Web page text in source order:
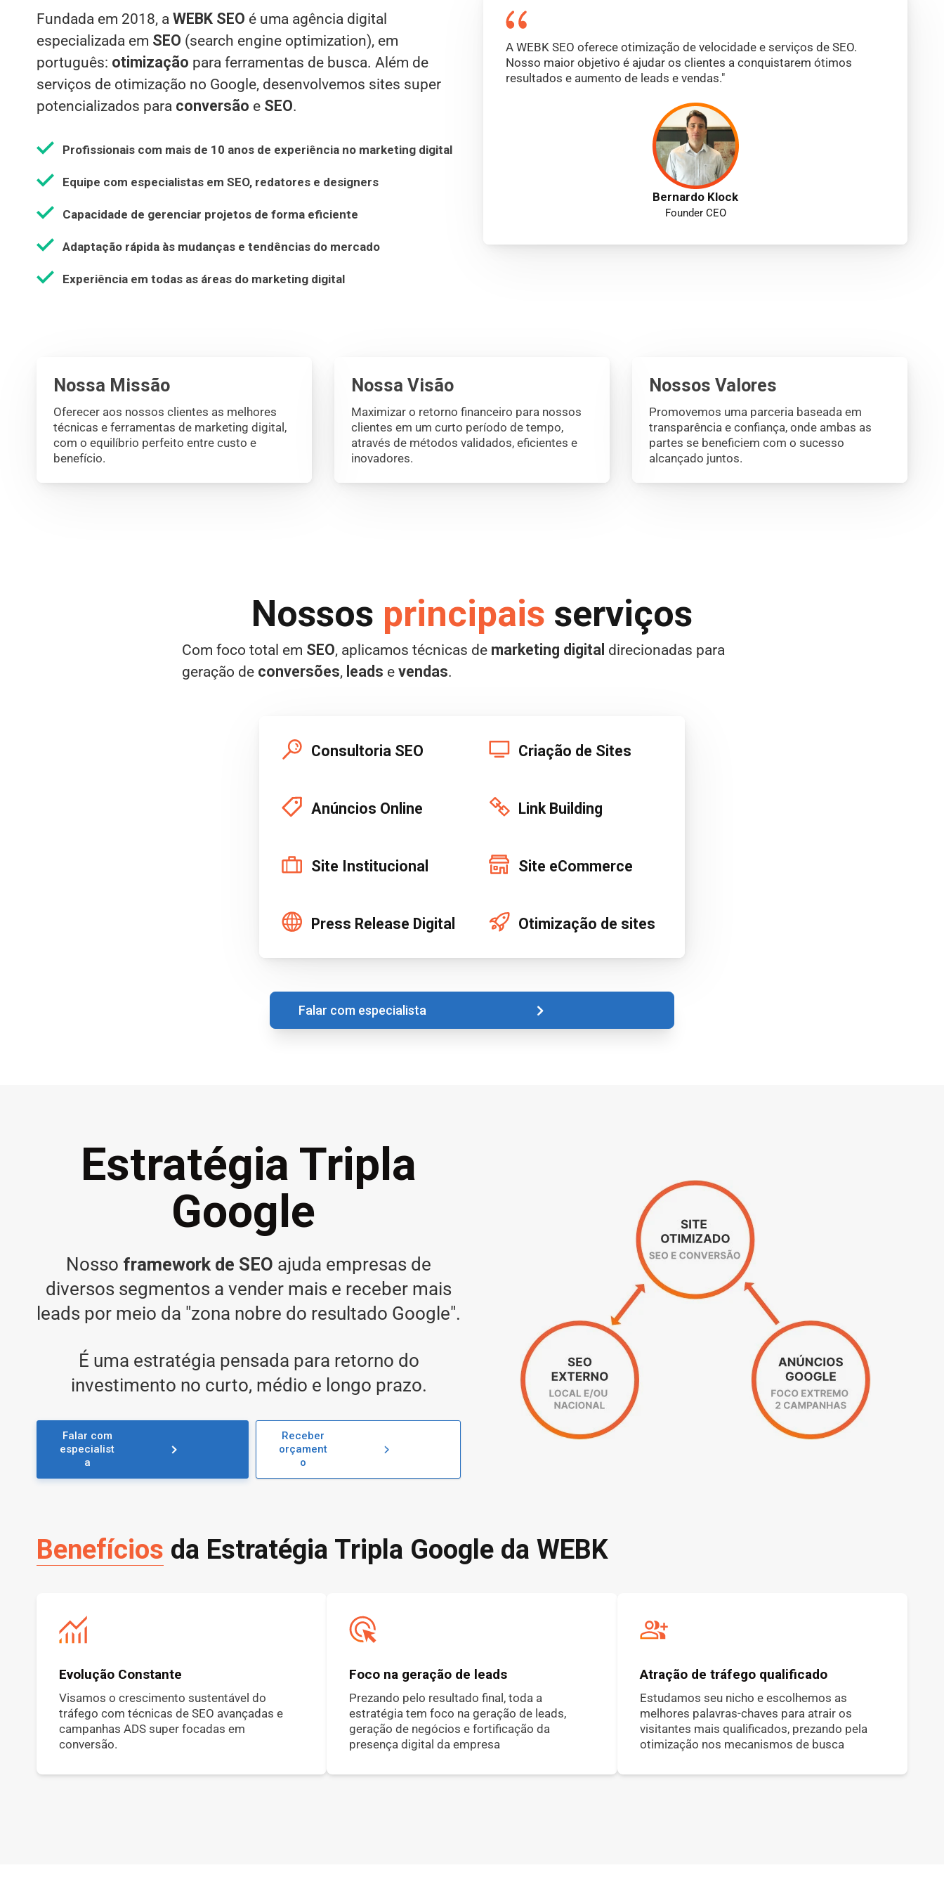
Fundada em 2018, a WEBK SEO é uma agência digital
especializada em SEO (search engine optimization), em
português: otimização para ferramentas de busca. Além de
serviços de otimização no Google, desenvolvemos sites super
potencializados para conversão e SEO.
Profissionais com mais de 10 anos de experiência no marketing digital
Equipe com especialistas em SEO, redatores e designers
Capacidade de gerenciar projetos de forma eficiente
Adaptação rápida às mudanças e tendências do mercado
Experiência em todas as áreas do marketing digital
A WEBK SEO oferece otimização de velocidade e serviços de SEO.
Nosso maior objetivo é ajudar os clientes a conquistarem ótimos
resultados e aumento de leads e vendas."
Bernardo Klock
Founder CEO
Nossa Missão
Oferecer aos nossos clientes as melhores
técnicas e ferramentas de marketing digital,
com o equilíbrio perfeito entre custo e
benefício.
Nossa Visão
Maximizar o retorno financeiro para nossos
clientes em um curto período de tempo,
através de métodos validados, eficientes e
inovadores.
Nossos Valores
Promovemos uma parceria baseada em
transparência e confiança, onde ambas as
partes se beneficiem com o sucesso
alcançado juntos.
Nossos principais serviços
Com foco total em SEO, aplicamos técnicas de marketing digital direcionadas para
geração de conversões, leads e vendas.
Consultoria SEO Criação de Sites
Anúncios Online Link Building
Site Institucional Site eCommerce
Press Release Digital Otimização de sites
Falar com especialista
Estratégia Tripla
Google
Nosso framework de SEO ajuda empresas de
diversos segmentos a vender mais e receber mais
leads por meio da "zona nobre do resultado Google".
É uma estratégia pensada para retorno do
investimento no curto, médio e longo prazo.
Falar com
especialist
a
Receber
orçament
o
Benefícios da Estratégia Tripla Google da WEBK
Evolução Constante
Visamos o crescimento sustentável do
tráfego com técnicas de SEO avançadas e
campanhas ADS super focadas em
conversão.
Foco na geração de leads
Prezando pelo resultado final, toda a
estratégia tem foco na geração de leads,
geração de negócios e fortificação da
presença digital da empresa
Atração de tráfego qualificado
Estudamos seu nicho e escolhemos as
melhores palavras-chaves para atrair os
visitantes mais qualificados, prezando pela
otimização nos mecanismos de busca